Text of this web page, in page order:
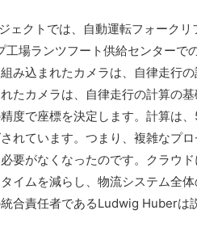
クトでは、自動運転フォークリ
場ランツフート供給センターで
み込まれたカメラは、自律走行
たカメラは、自律走行の計算の
度で座標を決定します。計算は
れています。つまり、複雑なプ
要がなくなったのです。クラウ
イムを減らし、物流システム全
合責任者であるLudwig Huberは